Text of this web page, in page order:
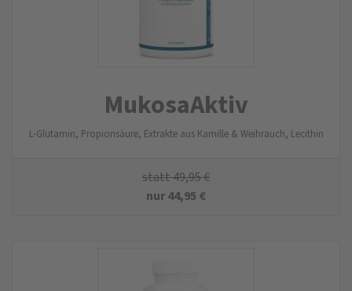
MukosaAktiv
L-Glutamin, Propionsäure, Extrakte aus Kamille & Weihrauch, Lecithin
statt49,95€
nur44,95 €